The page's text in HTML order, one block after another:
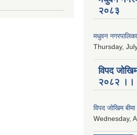
२०८३
मधुवन
Thursday,
विपद
२०८२
विपद जोखिम
Wednesday,